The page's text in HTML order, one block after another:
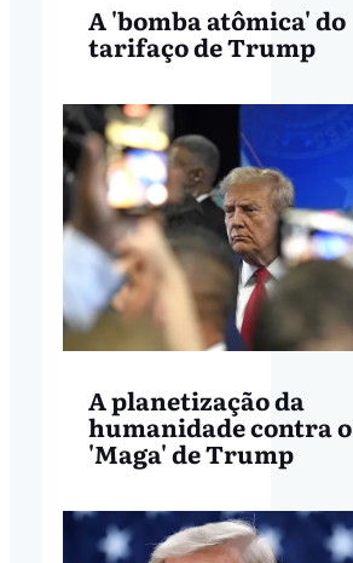
A 'bomba atômica' do
tarifaço de Trump
A planetização da
humanidade contra o
'Maga' de Trump